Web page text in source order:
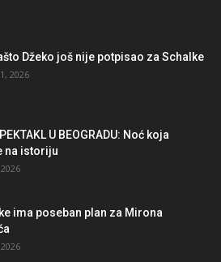
Džeko još nije potpisao za Schalke
2026
U BEOGRADU: Noć koja
na istoriju
ima poseban plan za Mirona